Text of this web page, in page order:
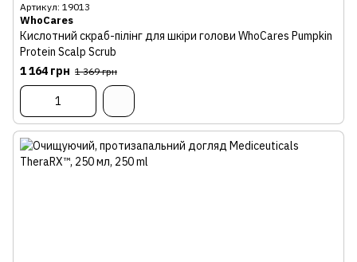
Артикул: 19013
WhoCares
Кислотний скраб-пілінг для шкіри голови WhoCares Pumpkin
Protein Scalp Scrub
1 164 грн 1 369 грн